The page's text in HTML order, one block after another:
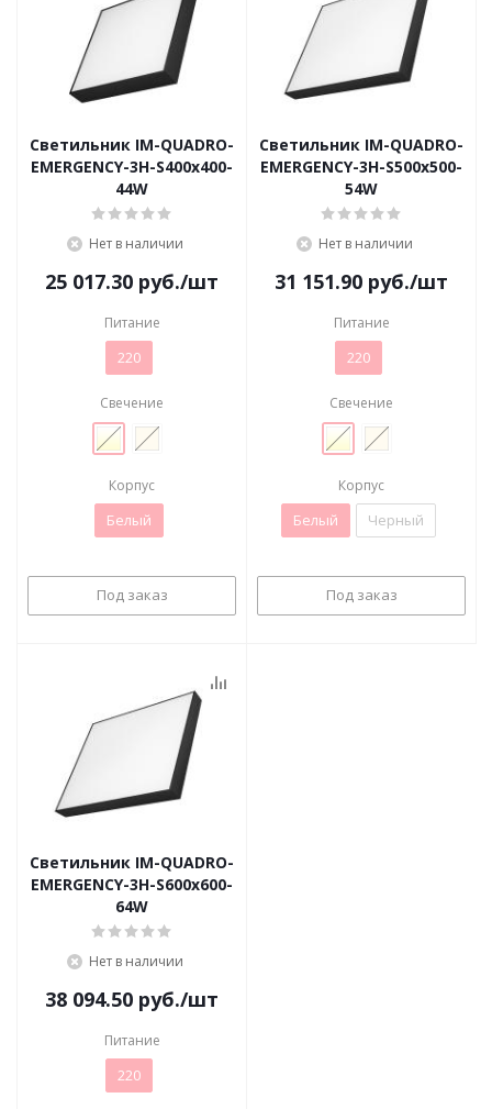
Светильник IM-QUADRO-
EMERGENCY-3H-S400x400-
44W
Нет в наличии
25 017.30 руб./шт
Питание
220
Свечение
Корпус
Белый
Под заказ
Светильник IM-QUADRO-
EMERGENCY-3H-S500x500-
54W
Нет в наличии
31 151.90 руб./шт
Питание
220
Свечение
Корпус
Белый Черный
Под заказ
Светильник IM-QUADRO-
EMERGENCY-3H-S600x600-
64W
Нет в наличии
38 094.50 руб./шт
Питание
220